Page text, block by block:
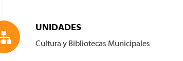
UNIDADES
Cultura y Bibliotecas Municipales